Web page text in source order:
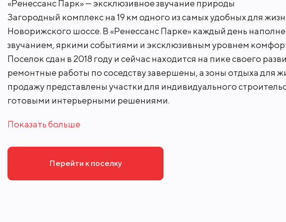
"Ренессанс парк" входит в клубную систему
коттеджных посёлков, входящих в группу.
В непосредственной близости доступна
престижные учебные заведения, ТЦ с
Доехать до МКАД на машине получится всего за
За безопасность в посёлке отвечает
видеонаблюдение. Собственная сервисная
Детские сады
«Ренессанс Парк» — эксклюзивное звучание природы
Загородный комплекс на 19 км одного из самых удобных для
Новорижского шоссе. В «Ренессанс Парке» каждый день
звучанием, яркими событиями и эксклюзивным уровнем
Поселок сдан в 2018 году и сейчас находится на пике своего
ремонтные работы по соседству завершены, а зоны отдыха для
продажу представлены участки для индивидуального
готовыми интерьерными решениями.
Показать больше
Перейти к поселку